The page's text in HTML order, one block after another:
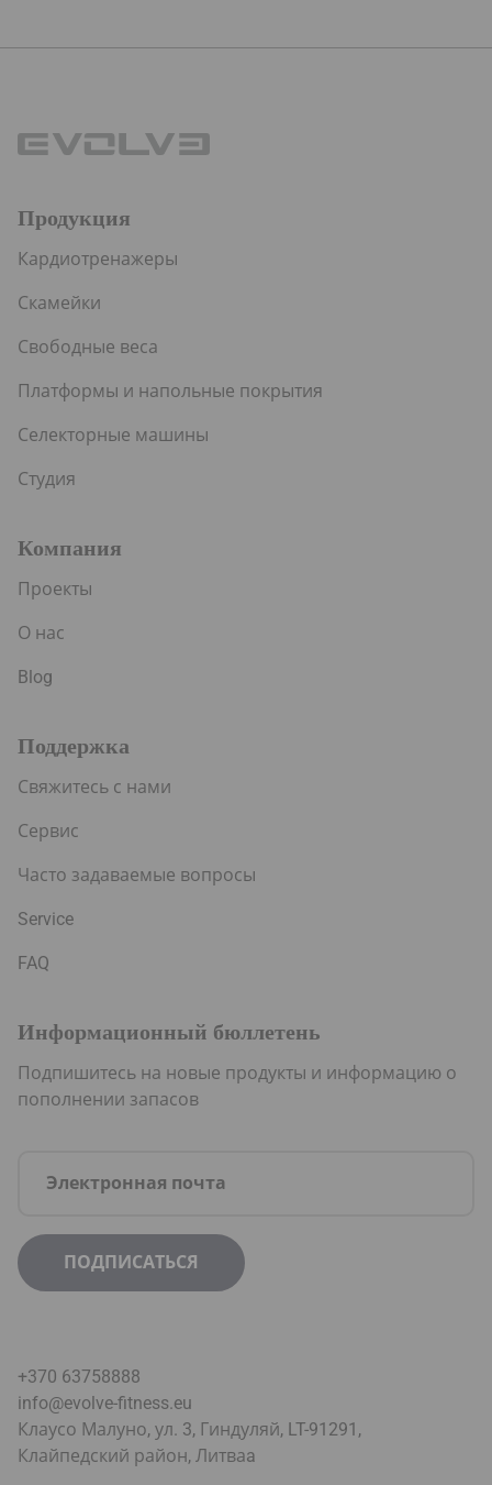
Продукция
Кардиотренажеры
Скамейки
Свободные веса
Платформы и напольные покрытия
Селекторные машины
Студия
Компания
Проекты
О нас
Blog
Поддержка
Свяжитесь с нами
Сервис
Часто задаваемые вопросы
Service
FAQ
Информационный бюллетень
Подпишитесь на новые продукты и информацию о
пополнении запасов
+370 63758888
info@evolve-fitness.eu
Клаусо Малуно, ул. 3, Гиндуляй, LT-91291,
Клайпедский район, Литваa